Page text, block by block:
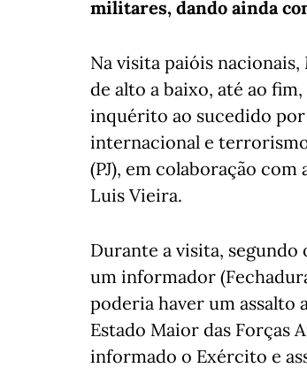
militares, dando ainda
Na visita paióis
de alto a baixo, até ao
inquérito ao sucedido por
internacional e
(PJ), em colaboração
Luis Vieira.
Durante a visita,
um informador
poderia haver um assalto
Estado Maior das Forças
informado o Exército e